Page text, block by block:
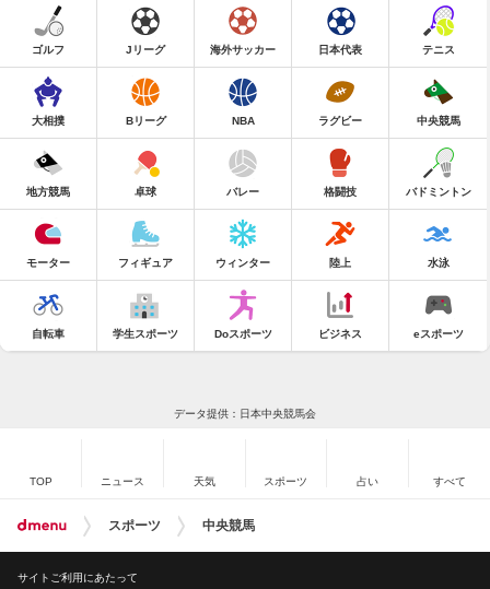
ゴルフ Jリーグ 海外サッカー 日本代表 テニス
大相撲 Bリーグ NBA ラグビー 中央競馬
地方競馬 卓球 バレー 格闘技 バドミントン
モーター フィギュア ウィンター 陸上 水泳
自転車 学生スポーツ Doスポーツ ビジネス eスポーツ
データ提供：日本中央競馬会
TOP ニュース 天気 スポーツ 占い すべて
スポーツ 中央競馬
サイトご利用にあたって